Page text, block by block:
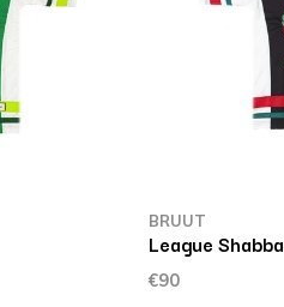
BRUUT
League
€90